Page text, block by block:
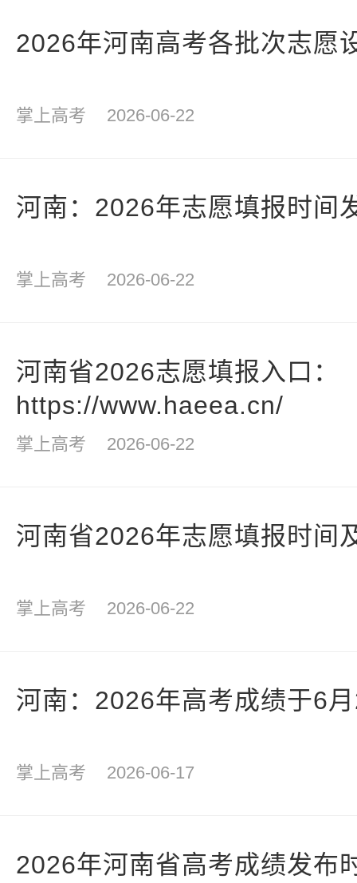
2026年河南高考各批次志愿
掌上高考 2026-06-22
河南：2026年志愿填报时间
掌上高考 2026-06-22
河南省2026志愿填报入口：
https://www.haeea.cn/
掌上高考 2026-06-22
河南省2026年志愿填报时间
掌上高考 2026-06-22
河南：2026年高考成绩于6
掌上高考 2026-06-17
2026年河南省高考成绩发布